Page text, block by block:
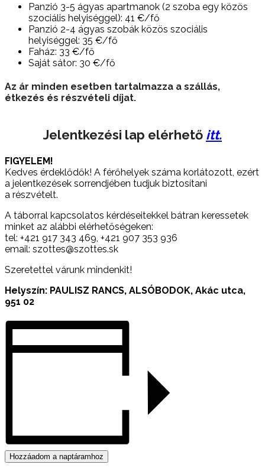
Panzió 3-5 ágyas apartmanok (2 szoba egy közös
szociális helyiséggel): 41 €/fő
Panzió 2-4 ágyas szobák közös szociális
helyiséggel: 35 €/fő
Faház: 33 €/fő
Saját sátor: 30 €/fő
Az ár minden esetben tartalmazza a szállás,
étkezés és részvételi díjat.
Jelentkezési lap elérhető itt.
FIGYELEM!
Kedves érdeklődők! A férőhelyek száma korlátozott, ezért
a jelentkezések sorrendjében tudjuk biztosítani
a részvételt.
A táborral kapcsolatos kérdéseitekkel bátran keressetek
minket az alábbi elérhetőségeken:
tel: +421 917 343 469, +421 907 353 936
email: szottes@szottes.sk
Szeretettel várunk mindenkit!
Helyszín: PAULISZ RANCS, ALSÓBODOK, Akác utca,
951 02
Hozzáadom a naptáramhoz